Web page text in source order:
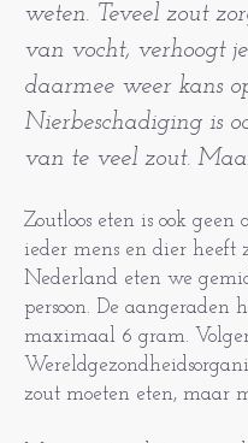
weten. Teveel zout
van vocht, verhoogt
daarmee weer kans
Nierbeschadiging is
van te veel zout.
Zoutloos eten is ook
ieder mens en dier heeft
Nederland eten we
persoon. De aangeraden
maximaal 6 gram.
zout moeten eten, maar